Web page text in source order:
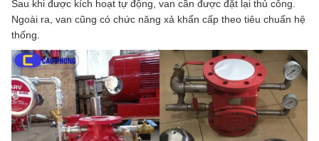
Sau khi được kích hoạt tự động, van cần được đặt lại thủ công.
Ngoài ra, van cũng có chức năng xả khẩn cấp theo tiêu chuẩn hệ
thống.